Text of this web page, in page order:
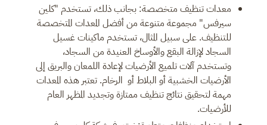
معدات تنظيف متخصصة: بجانب ذلك، تستخدم "كلين
سيرفس" مجموعة متنوعة من أفضل المعدات المتخصصة
للتنظيف. على سبيل المثال، تستخدم ماكينات غسيل
السجاد لإزالة البقع والأوساخ العنيدة من السجاد،
وتستخدم آلات تلميع الأرضيات لإعادة اللمعان والبريق إلى
الأرضيات الخشبية أو البلاط أو الرخام. تعتبر هذه المعدات
مهمة لتحقيق نتائج تنظيف ممتازة وتجديد المظهر العام
للأرضيات.